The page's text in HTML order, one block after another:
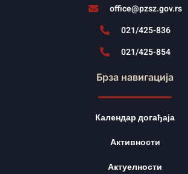
office@pzsz.gov.rs
021/425-836
021/425-854
Брза навигација
Календар догађаја
Активности
Актуелности